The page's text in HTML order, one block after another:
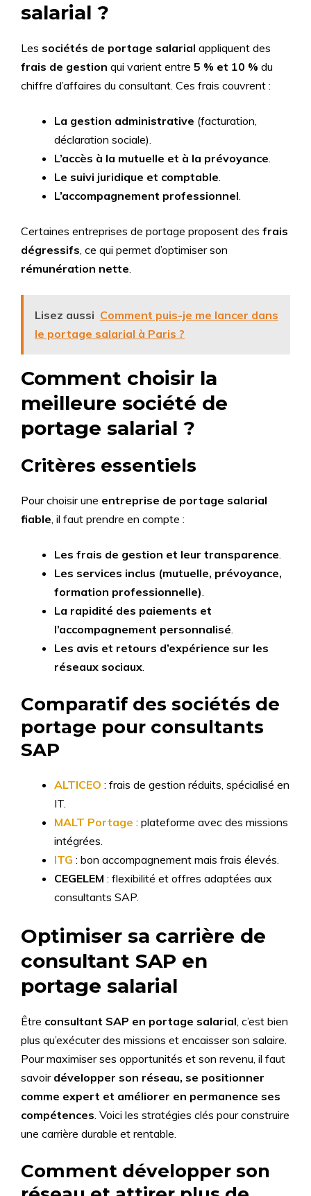
salarial ?
Les sociétés de portage salarial appliquent des
frais de gestion qui varient entre 5 % et 10 % du
chiffre d’affaires du consultant. Ces frais couvrent :
La gestion administrative (facturation,
déclaration sociale).
L’accès à la mutuelle et à la prévoyance.
Le suivi juridique et comptable.
L’accompagnement professionnel.
Certaines entreprises de portage proposent des frais
dégressifs, ce qui permet d’optimiser son
rémunération nette.
Lisez aussi Comment puis-je me lancer dans
le portage salarial à Paris ?
Comment choisir la
meilleure société de
portage salarial ?
Critères essentiels
Pour choisir une entreprise de portage salarial
fiable, il faut prendre en compte :
Les frais de gestion et leur transparence.
Les services inclus (mutuelle, prévoyance,
formation professionnelle).
La rapidité des paiements et
l’accompagnement personnalisé.
Les avis et retours d’expérience sur les
réseaux sociaux.
Comparatif des sociétés de
portage pour consultants
SAP
ALTICEO : frais de gestion réduits, spécialisé en
IT.
MALT Portage : plateforme avec des missions
intégrées.
ITG : bon accompagnement mais frais élevés.
CEGELEM : flexibilité et offres adaptées aux
consultants SAP.
Optimiser sa carrière de
consultant SAP en
portage salarial
Être consultant SAP en portage salarial, c’est bien
plus qu’exécuter des missions et encaisser son salaire.
Pour maximiser ses opportunités et son revenu, il faut
savoir développer son réseau, se positionner
comme expert et améliorer en permanence ses
compétences. Voici les stratégies clés pour construire
une carrière durable et rentable.
Comment développer son